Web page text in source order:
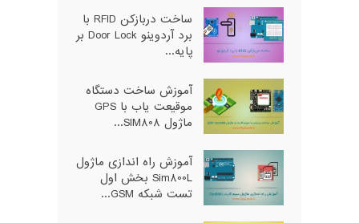
ساخت دربازکن RFID با
برد آردوینو Door Lock بر
پایه...
آموزش ساخت دستگاه
موقیعت یاب با GPS
ماژول SIM808...
آموزش راه اندازی ماژول
Sim800L بخش اول
تست شبکه GSM...